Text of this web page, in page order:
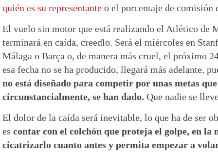
quién es su representante o el porcentaje de comisión
El vuelo sin motor que está realizando el Atlético de
terminará en caída, creedlo. Será el miércoles en
Málaga o Barça o, de manera más cruel, el próximo
esa fecha no se ha producido, llegará más adelante,
no está diseñado para competir por unas metas
circunstancialmente, se han dado. Que nadie se
El dolor de la caída será inevitable, lo que ha de ser
es contar con el colchón que proteja el golpe, en la
cicatrizarlo cuanto antes y permita empezar a